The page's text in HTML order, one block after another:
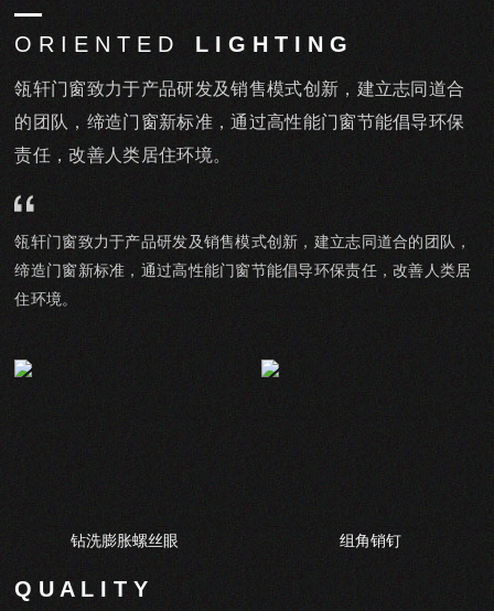
O R I E N T E D L I G H T I N G
瓴轩门窗致力于产品研发及销售模式创新，建立志同道合
的团队，缔造门窗新标准，通过高性能门窗节能倡导环保
责任，改善人类居住环境。
瓴轩门窗致力于产品研发及销售模式创新，建立志同道合的团队，
缔造门窗新标准，通过高性能门窗节能倡导环保责任，改善人类居
住环境。
钻洗膨胀螺丝眼 组角销钉
Q U A L I T Y